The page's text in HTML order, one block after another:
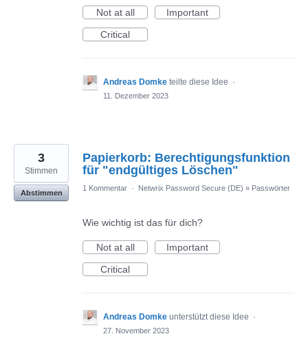
Not at all
Important
Critical
Andreas Domke teilte diese Idee ·
11. Dezember 2023
Papierkorb: Berechtigungsfunktion
für "endgültiges Löschen"
3
Stimmen
Abstimmen
1 Kommentar · Netwrix Password Secure (DE) » Passwörter
Wie wichtig ist das für dich?
Not at all
Important
Critical
Andreas Domke unterstützt diese Idee ·
27. November 2023